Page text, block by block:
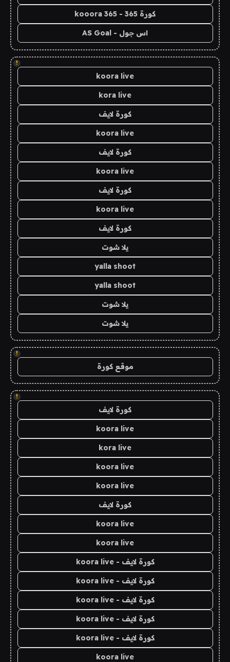
كورة 365 - kooora 365
اس جول - AS Goal
!
koora live
kora live
كورة لايف
koora live
كورة لايف
koora live
كورة لايف
koora live
كورة لايف
يلا شوت
yalla shoot
yalla shoot
يلا شوت
يلا شوت
!
موقع كورة
!
كورة لايف
koora live
kora live
koora live
koora live
كورة لايف
koora live
koora live
كورة لايف - koora live
كورة لايف - koora live
كورة لايف - koora live
كورة لايف - koora live
كورة لايف - koora live
koora live